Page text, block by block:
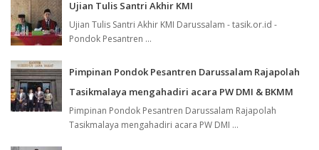
Ujian Tulis Santri Akhir KMI
Ujian Tulis Santri Akhir KMI Darussalam - tasik.or.id -
Pondok Pesantren ...
Pimpinan Pondok Pesantren Darussalam Rajapolah
Tasikmalaya mengahadiri acara PW DMI & BKMM
Pimpinan Pondok Pesantren Darussalam Rajapolah
Tasikmalaya mengahadiri acara PW DMI ...